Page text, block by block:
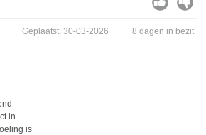
Geplaatst: 30-03-2026 8 dagen in bezit
in
is